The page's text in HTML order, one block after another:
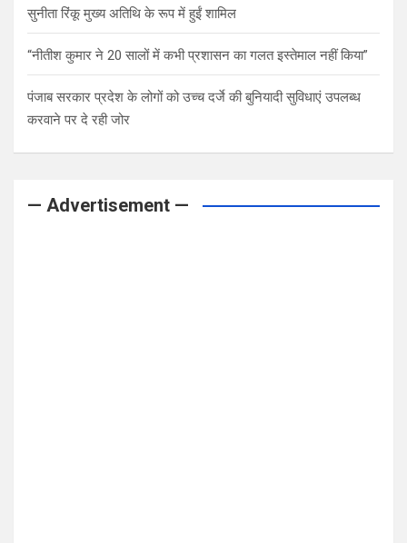
सुनीता रिंकू मुख्य अतिथि के रूप में हुईं शामिल
“नीतीश कुमार ने 20 सालों में कभी प्रशासन का गलत इस्तेमाल नहीं किया”
पंजाब सरकार प्रदेश के लोगों को उच्च दर्जे की बुनियादी सुविधाएं उपलब्ध
करवाने पर दे रही जोर
— Advertisement —